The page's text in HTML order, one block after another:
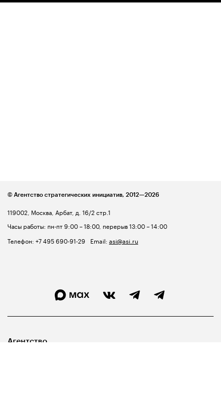
119002, Москва, Арбат, д. 16/2 стр.1
Часы работы: пн-пт 9:00 – 18:00, перерыв 13:00 – 14:00
Телефон: +7 495 690-91-29 Email: asi@asi.ru
© Агентство стратегических инициатив, 2012—2026
Агентство